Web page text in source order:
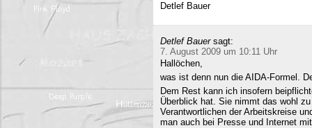
Detlef Bauer
Detlef Bauer sagt:
7. August 2009 um 10:11 Uhr
Hallöchen,
was ist denn nun die AIDA-Formel.
Dem Rest kann ich insofern
Überblick hat. Sie nimmt das wohl
Verantwortlichen der Arbeitskreise
man auch bei Presse und Internet